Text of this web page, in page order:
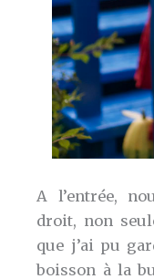
A l’entrée,
droit, non
que j’ai pu
boisson à la